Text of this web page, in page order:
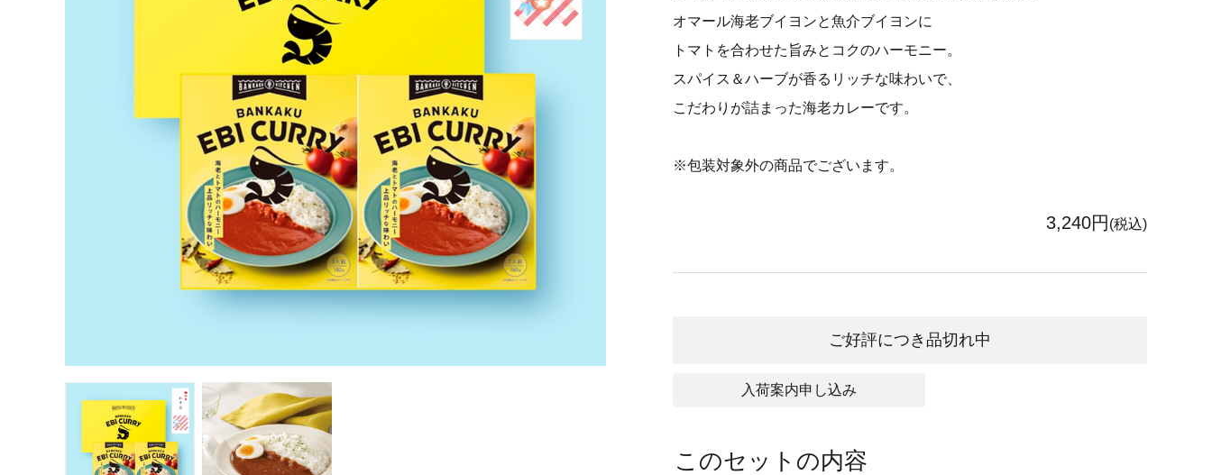
オマール海老ブイヨンと魚介ブイヨンに
トマトを合わせた旨みとコクのハーモニー。
スパイス＆ハーブが香るリッチな味わいで、
こだわりが詰まった海老カレーです。
※包装対象外の商品でございます。
3,240円 (税込)
ご好評につき品切れ中
入荷案内申し込み
このセットの内容